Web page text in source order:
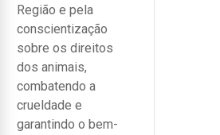
Região e pela
conscientização
sobre os direitos
dos animais,
combatendo a
crueldade e
garantindo o bem-